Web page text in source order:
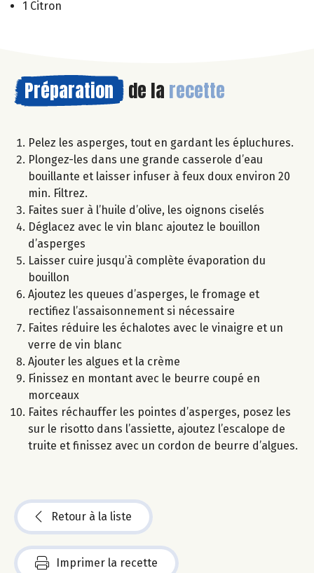
1 Citron
Préparation de la recette
Pelez les asperges, tout en gardant les épluchures.
Plongez-les dans une grande casserole d’eau
bouillante et laisser infuser à feux doux environ 20
min. Filtrez.
Faites suer à l’huile d’olive, les oignons ciselés
Déglacez avec le vin blanc ajoutez le bouillon
d’asperges
Laisser cuire jusqu’à complète évaporation du
bouillon
Ajoutez les queues d’asperges, le fromage et
rectifiez l’assaisonnement si nécessaire
Faites réduire les échalotes avec le vinaigre et un
verre de vin blanc
Ajouter les algues et la crème
Finissez en montant avec le beurre coupé en
morceaux
Faites réchauffer les pointes d’asperges, posez les
sur le risotto dans l’assiette, ajoutez l’escalope de
truite et finissez avec un cordon de beurre d’algues.
Retour à la liste
Imprimer la recette